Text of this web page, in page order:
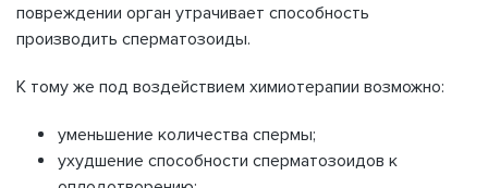
повреждении орган утрачивает способность
производить сперматозоиды.
К тому же под воздействием химиотерапии возможно:
уменьшение количества спермы;
ухудшение способности сперматозоидов к